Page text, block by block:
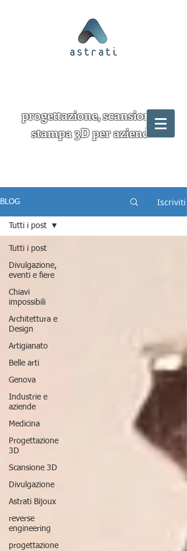
progettazione, scansione e
stampa 3D per aziende
BLOG Iscriviti
Tutti i post
Divulgazione,
eventi e fiere
Chiavi
impossibili
Architettura e
Design
Artigianato
Belle arti
Genova
Industrie e
aziende
Medicina
Progettazione
3D
Scansione 3D
Divulgazione
Astrati Bijoux
reverse
engineering
progettazione
Tutti i post